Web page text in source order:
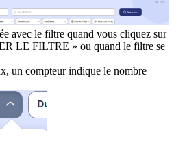
avec le filtre quand vous cliquez sur
LE FILTRE » ou quand le filtre se
un compteur indique le nombre